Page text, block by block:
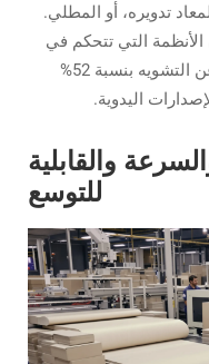
تدويره، أو المطلي.
التموج لعام 2024، فإن الأنظمة التي تتحكم في
التوتر بشكل آلي تقلل العيوب الناتجة عن التشويه بنسبة 52%
اليدوية.
والقابلية
للتوسع